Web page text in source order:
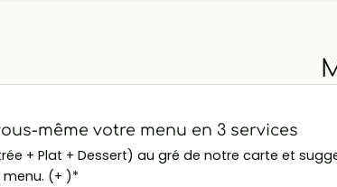
même votre menu en 3 services
+ Plat + Dessert) au gré de notre carte et
(+ )*